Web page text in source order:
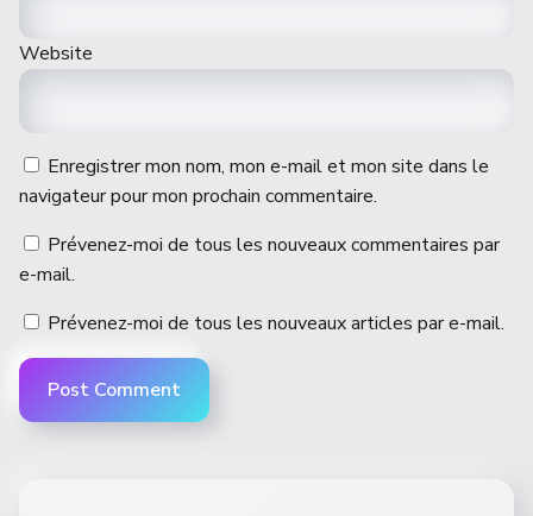
Website
Enregistrer mon nom, mon e-mail et mon site dans le
navigateur pour mon prochain commentaire.
Prévenez-moi de tous les nouveaux commentaires par
e-mail.
Prévenez-moi de tous les nouveaux articles par e-mail.